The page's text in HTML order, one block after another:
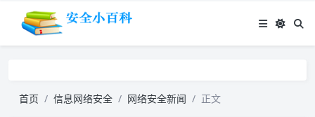
首页 信息网络安全 网络安全新闻 正文